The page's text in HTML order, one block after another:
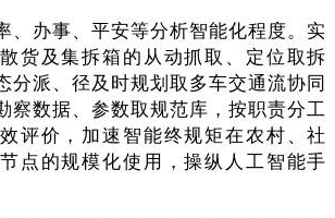
办事、平安等分析智能化程度。实
货及集拆箱的从动抓取、定位取拆
分派、径及时规划取多车交通流协同
察数据、参数取规范库，按职责分工
评价，加速智能终规矩在农村、社
点的规模化使用，操纵人工智能手